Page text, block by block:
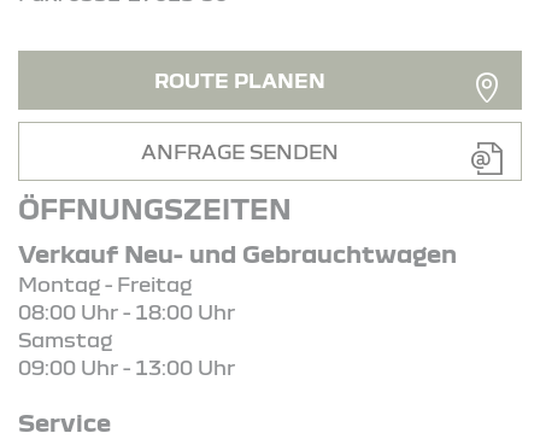
ROUTE PLANEN
ANFRAGE SENDEN
ÖFFNUNGSZEITEN
Verkauf Neu- und Gebrauchtwagen
Montag - Freitag
08:00 Uhr - 18:00 Uhr
Samstag
09:00 Uhr - 13:00 Uhr
Service